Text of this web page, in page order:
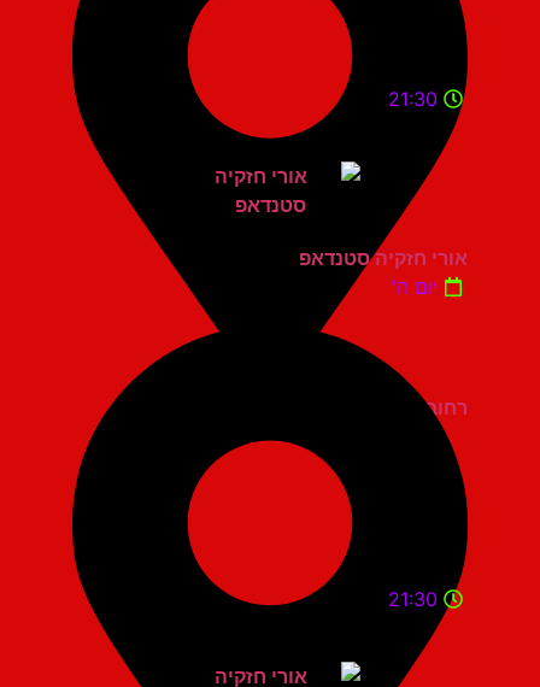
רחובות בית העם
21:30
אורי חזקיה סטנדאפ
יום ה'
21:30